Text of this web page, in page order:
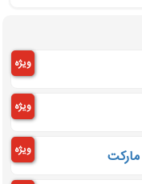
ویژه
ویژه
ویژه